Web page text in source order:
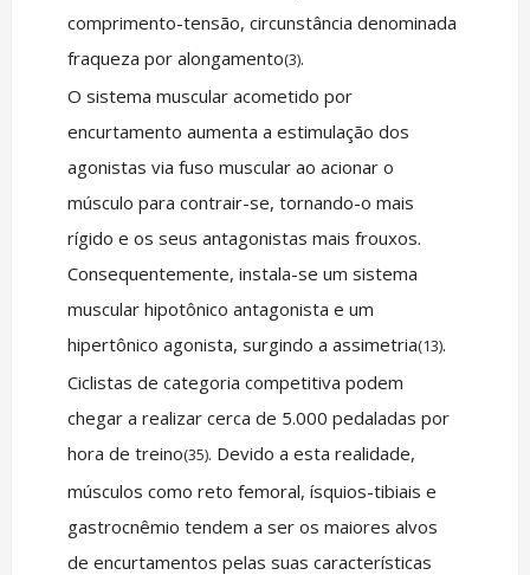
comprimento-tensão, circunstância denominada
fraqueza por alongamento(3).
O sistema muscular acometido por
encurtamento aumenta a estimulação dos
agonistas via fuso muscular ao acionar o
músculo para contrair-se, tornando-o mais
rígido e os seus antagonistas mais frouxos.
Consequentemente, instala-se um sistema
muscular hipotônico antagonista e um
hipertônico agonista, surgindo a assimetria(13).
Ciclistas de categoria competitiva podem
chegar a realizar cerca de 5.000 pedaladas por
hora de treino(35). Devido a esta realidade,
músculos como reto femoral, ísquios-tibiais e
gastrocnêmio tendem a ser os maiores alvos
de encurtamentos pelas suas características